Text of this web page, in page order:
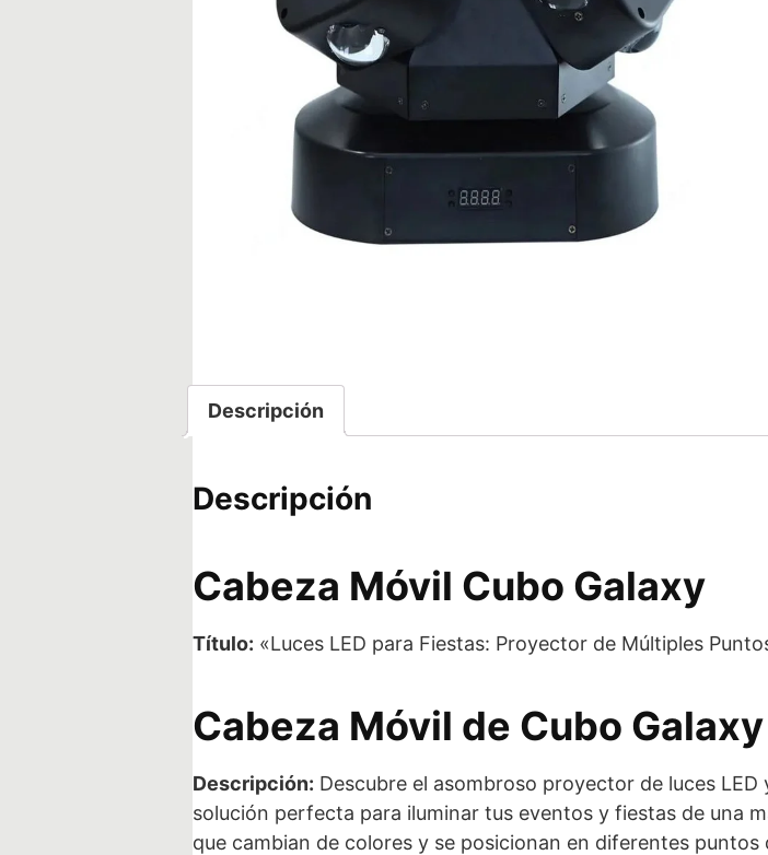
Descripción
Descripción
Cabeza Móvil Cubo Galaxy
Título: «Luces LED para Fiestas: Proyector de Múltiples
Cabeza Móvil de Cubo
Descripción: Descubre el asombroso proyector de luces
solución perfecta para iluminar tus eventos y fiestas de una
que cambian de colores y se posicionan en diferentes